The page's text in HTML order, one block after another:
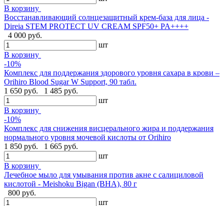
В корзину
Восстанавливающий солнцезащитный крем-база для лица -
Direia STEM PROTECT UV CREAM SPF50+ PA++++
4 000 руб.
шт
В корзину
-10%
Комплекс для поддержания здорового уровня сахара в крови –
Orihiro Blood Sugar W Support, 90 табл.
1 650 руб.
1 485 руб.
шт
В корзину
-10%
Комплекс для снижения висцерального жира и поддержания
нормального уровня мочевой кислоты от Orihiro
1 850 руб.
1 665 руб.
шт
В корзину
Лечебное мыло для умывания против акне с салициловой
кислотой - Meishoku Bigan (BHA), 80 г
800 руб.
шт